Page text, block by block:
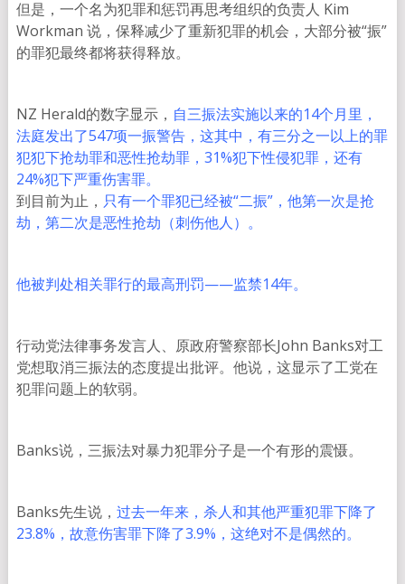
但是，一个名为犯罪和惩罚再思考组织的负责人 Kim
Workman 说，保释减少了重新犯罪的机会，大部分被“振”
的罪犯最终都将获得释放。
NZ Herald的数字显示， 自三振法实施以来的14个月里，
法庭发出了547项一振警告，这其中，有三分之一以上的罪
犯犯下抢劫罪和恶性抢劫罪，31%犯下性侵犯罪，还有
24%犯下严重伤害罪。
到目前为止， 只有一个罪犯已经被“二振”，他第一次是抢
劫，第二次是恶性抢劫（刺伤他人）。
他被判处相关罪行的最高刑罚——监禁14年。
行动党法律事务发言人、原政府警察部长John Banks对工
党想取消三振法的态度提出批评。他说，这显示了工党在
犯罪问题上的软弱。
Banks说，三振法对暴力犯罪分子是一个有形的震慑。
Banks先生说， 过去一年来，杀人和其他严重犯罪下降了
23.8%，故意伤害罪下降了3.9%，这绝对不是偶然的。